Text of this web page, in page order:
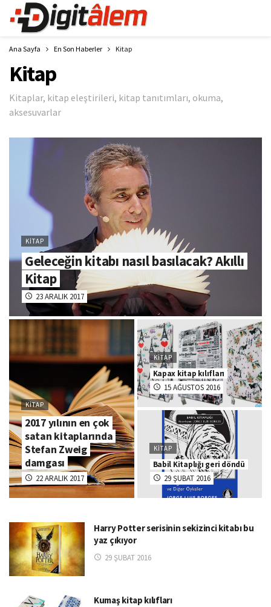
Ana Sayfa En Son Haberler Kitap
Kitap
Kitaplar, kitap eleştirileri, kitap tanıtımları, okuma,
aksesuvarlar
KITAP
Geleceğin kitabı nasıl basılacak? Akıllı
Kitap
23 ARALIK 2017
KITAP
2017 yılının en çok
satan kitaplarında
Stefan Zweig
damgası
22 ARALIK 2017
KITAP
Kapax kitap kılıfları
15 AĞUSTOS 2016
KITAP
Babil Kitaplığı geri döndü
29 ŞUBAT 2016
Harry Potter serisinin sekizinci kitabı bu
yaz çıkıyor
29 ŞUBAT 2016
Kumaş kitap kılıfları